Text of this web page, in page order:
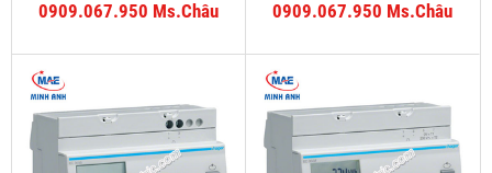
0909.067.950 Ms.Châu 0909.067.950 Ms.Châu